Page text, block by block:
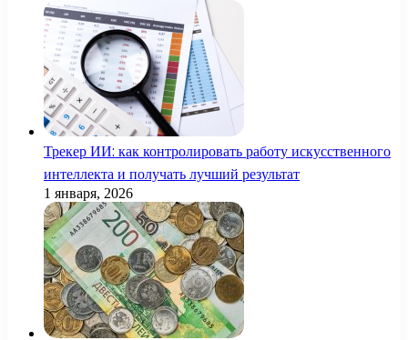
Трекер ИИ: как контролировать работу искусственного
интеллекта и получать лучший результат
1 января, 2026